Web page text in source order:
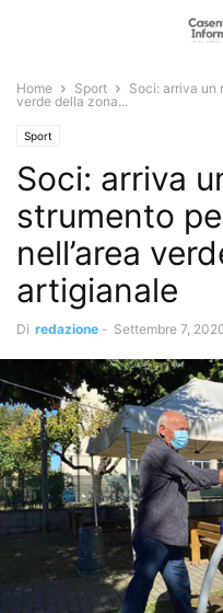
Home Sport
Soci: arriva un
verde della zona...
Sport
Soci: arriva
strumento
nell’area
artigianale
Di redazione - Settembre 7,